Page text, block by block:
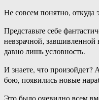
Не совсем понятно, откуда
Представьте себе
невзрачной,
давно лишь условность.
И знаете, что произойдет?
бою, появились новые